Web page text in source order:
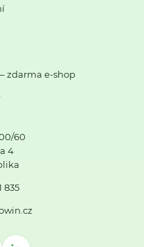
zdarma e-shop
60
4
835